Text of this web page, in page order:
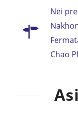
Nei
Chao